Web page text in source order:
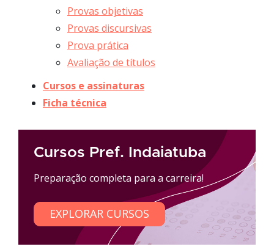
Provas objetivas
Provas discursivas
Prova prática
Avaliação de títulos
Cursos e assinaturas
Ficha técnica
Cursos Pref. Indaiatuba
Preparação completa para a carreira!
EXPLORAR CURSOS